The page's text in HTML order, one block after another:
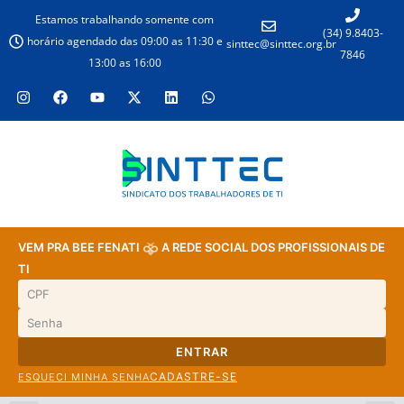
Estamos trabalhando somente com
horário agendado das 09:00 as 11:30 e
13:00 as 16:00
sinttec@sinttec.org.br
(34) 9.8403-
7846
VEM PRA BEE FENATI
A REDE SOCIAL DOS PROFISSIONAIS DE
TI
ENTRAR
ESQUECI MINHA SENHACADASTRE-SE